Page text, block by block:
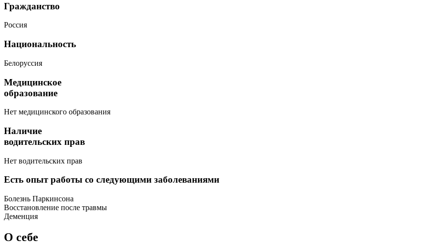
Гражданство
Россия
Национальность
Белоруссия
Медицинское
образование
Нет медицинского образования
Наличие
водительских прав
Нет водительских прав
Есть опыт работы со следующими заболеваниями
Болезнь Паркинсона
Восстановление после травмы
Деменция
О себе